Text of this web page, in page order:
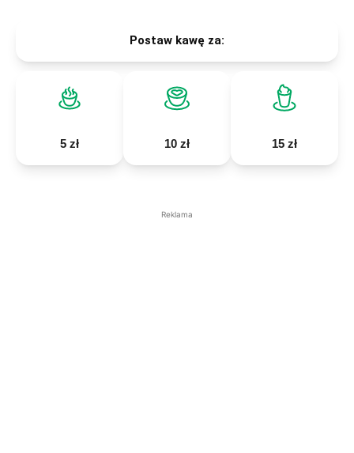
Postaw kawę za:
5 zł 10 zł 15 zł
Reklama